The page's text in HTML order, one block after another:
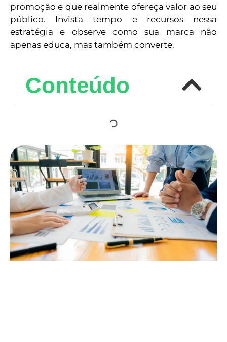
promoção e que realmente ofereça valor ao seu
público. Invista tempo e recursos nessa
estratégia e observe como sua marca não
apenas educa, mas também converte.
Conteúdo